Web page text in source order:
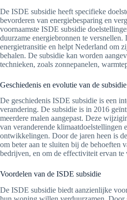
De ISDE subsidie heeft specifieke
bevorderen van energiebesparing en
voornaamste ISDE subsidie
duurzame energiebronnen te versnellen.
energietransitie en helpt Nederland om
behalen. De subsidie kan worden
technieken, zoals zonnepanelen,
Geschiedenis en evolutie van de subsidie
De geschiedenis ISDE subsidie is een
verandering. De subsidie is in 2016
meerdere malen aangepast. Deze
van veranderende klimaatdoelstellingen
ontwikkelingen. Door de jaren heen is
om beter aan te sluiten bij de behoeften
bedrijven, en om de effectiviteit ervan te
Voordelen van de ISDE subsidie
De ISDE subsidie biedt aanzienlijke